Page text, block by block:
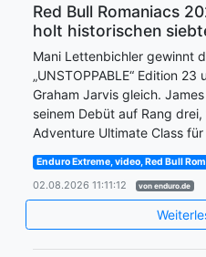
Red Bull Romaniacs
holt historischen
Mani Lettenbichler gewinnt
„UNSTOPPABLE“ Edition
Graham Jarvis gleich.
seinem Debüt auf Rang
Adventure Ultimate Class
Enduro Extreme, video, Red Bull
02.08.2026 11:11:12 von enduro.de